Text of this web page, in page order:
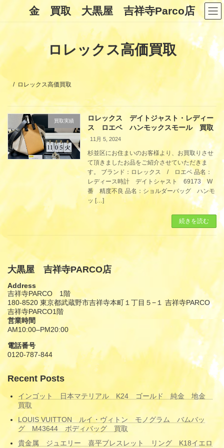
ン
キ
ッ
ー
に
移
金 買取 大黒屋 吉祥寺Parco店
ロレックス高価買取
ロレックス高価買取
買取実績
ロレックス デイトジャスト・レディー
ス ロエベ ハンモックスモール 買取
11月 5, 2024
杉並区にお住まいのお客様より、お買取りさせ
て頂きましたお品をご紹介させていただきま
す。 ブランド：ロレックス / ロエベ 品名：
レディース時計 デイトシャスト 69173 W
番 精度不良 品名：ショルダーバッグ ハンモ
ッ […]
続きを読む
大黒屋 吉祥寺PARCO店
Address
吉祥寺PARCO 1階
180-8520 東京都武蔵野市吉祥寺本町１丁目５−１ 吉祥寺PARCO
吉祥寺PARCO1階
営業時間
AM10:00–PM20:00
電話番号
0120-787-844
Recent Posts
インゴット 日本マテリアル K24 ゴールド 純金 地金
買取
LOUIS VUITTON ルイ・ヴィトン モノグラム バムバッ
グ M43644 ボディバッグ 買取
貴金属 ジュエリー 喜平ブレスレット リング K18イエロ